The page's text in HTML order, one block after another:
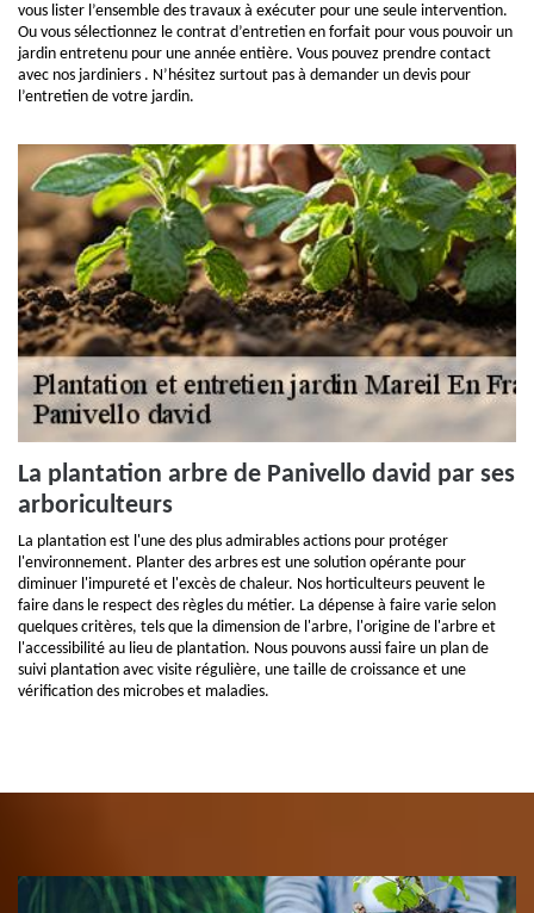
vous lister l’ensemble des travaux à exécuter pour une seule intervention.
Ou vous sélectionnez le contrat d’entretien en forfait pour vous pouvoir un
jardin entretenu pour une année entière. Vous pouvez prendre contact
avec nos jardiniers . N’hésitez surtout pas à demander un devis pour
l’entretien de votre jardin.
La plantation arbre de Panivello david par ses
arboriculteurs
La plantation est l'une des plus admirables actions pour protéger
l'environnement. Planter des arbres est une solution opérante pour
diminuer l'impureté et l'excès de chaleur. Nos horticulteurs peuvent le
faire dans le respect des règles du métier. La dépense à faire varie selon
quelques critères, tels que la dimension de l'arbre, l'origine de l'arbre et
l'accessibilité au lieu de plantation. Nous pouvons aussi faire un plan de
suivi plantation avec visite régulière, une taille de croissance et une
vérification des microbes et maladies.